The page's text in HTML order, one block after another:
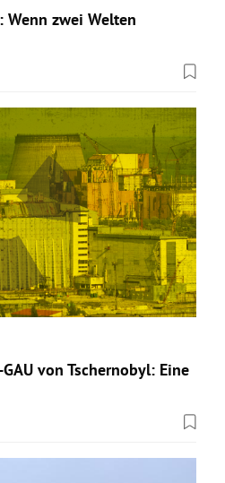
Wenn zwei Welten
von Tschernobyl: Eine